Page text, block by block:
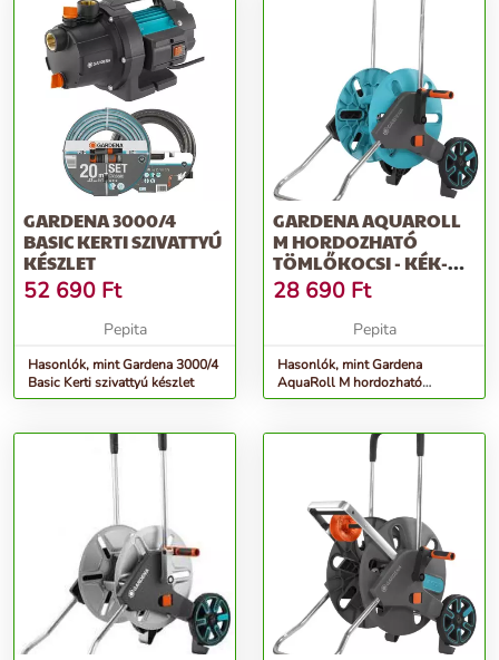
GARDENA 3000/4
BASIC KERTI SZIVATTYÚ
KÉSZLET
52 690 Ft
Pepita
Hasonlók, mint Gardena 3000/4
Basic Kerti szivattyú készlet
GARDENA AQUAROLL
M HORDOZHATÓ
TÖMLŐKOCSI - KÉK-
SZÜRKE
28 690 Ft
Pepita
Hasonlók, mint Gardena
AquaRoll M hordozható
Tömlőkocsi - kék-szürke